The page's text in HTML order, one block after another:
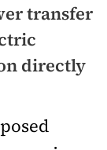
transfer
directly